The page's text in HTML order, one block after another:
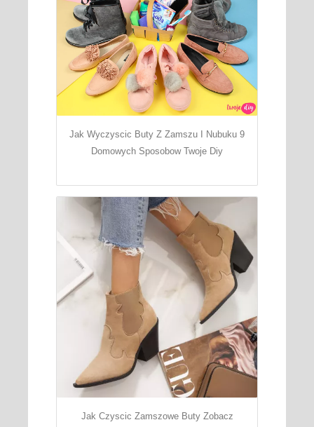
Jak Wyczyscic Buty Z Zamszu I Nubuku 9
Domowych Sposobow Twoje Diy
Jak Czyscic Zamszowe Buty Zobacz